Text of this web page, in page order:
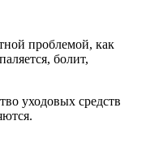
проблемой, как
болит,
уходовых средств